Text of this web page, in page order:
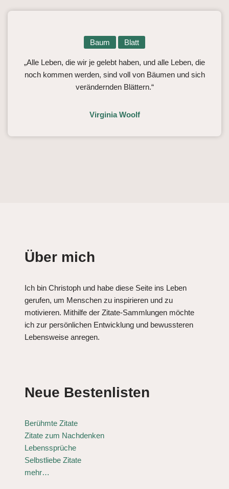
Baum Blatt
„Alle Leben, die wir je gelebt haben, und alle Leben, die
noch kommen werden, sind voll von Bäumen und sich
verändernden Blättern.“
Virginia Woolf
Über mich
Ich bin Christoph und habe diese Seite ins Leben
gerufen, um Menschen zu inspirieren und zu
motivieren. Mithilfe der Zitate-Sammlungen möchte
ich zur persönlichen Entwicklung und bewussteren
Lebensweise anregen.
Neue Bestenlisten
Berühmte Zitate
Zitate zum Nachdenken
Lebenssprüche
Selbstliebe Zitate
mehr…